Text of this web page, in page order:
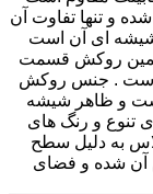
و تنها تفاوت آن
شیشه ای آن است
همین روکش قسمت
است . جنس روکش
و ظاهر شیشه
تنوع و رنگ های
به دلیل سطح
آن شده و فضای